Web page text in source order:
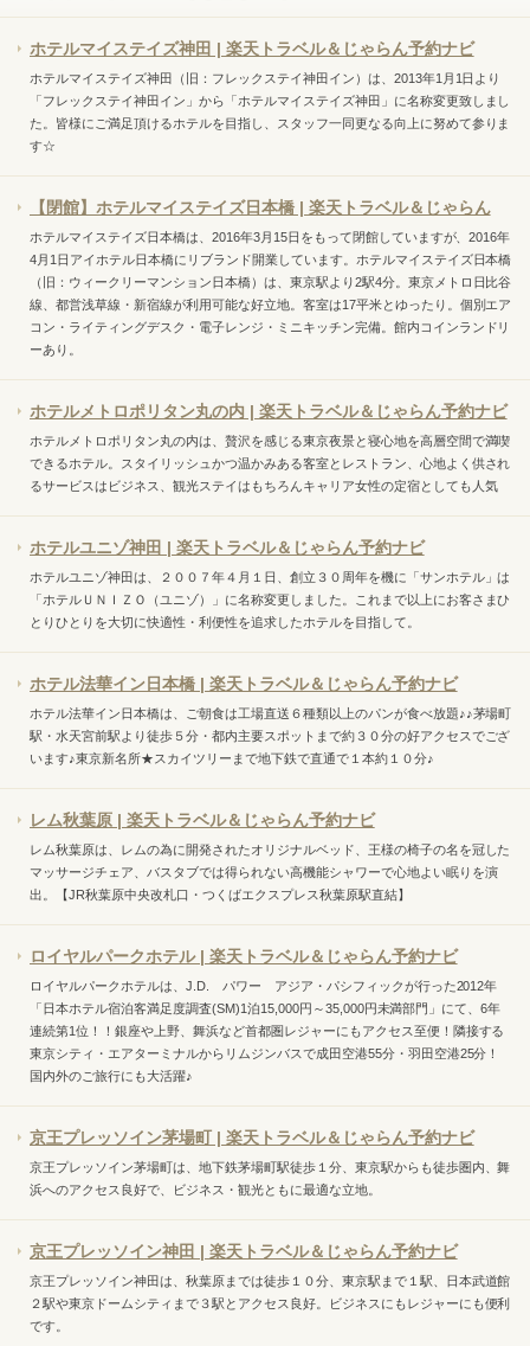
ホテルマイステイズ神田 | 楽天トラベル＆じゃらん予約ナビ
ホテルマイステイズ神田（旧：フレックステイ神田イン）は、2013年1月1日より
「フレックステイ神田イン」から「ホテルマイステイズ神田」に名称変更致しまし
た。皆様にご満足頂けるホテルを目指し、スタッフ一同更なる向上に努めて参りま
す☆
【閉館】ホテルマイステイズ日本橋 | 楽天トラベル＆じゃらん
ホテルマイステイズ日本橋は、2016年3月15日をもって閉館していますが、2016年
4月1日アイホテル日本橋にリブランド開業しています。ホテルマイステイズ日本橋
（旧：ウィークリーマンション日本橋）は、東京駅より2駅4分。東京メトロ日比谷
線、都営浅草線・新宿線が利用可能な好立地。客室は17平米とゆったり。個別エア
コン・ライティングデスク・電子レンジ・ミニキッチン完備。館内コインランドリ
ーあり。
ホテルメトロポリタン丸の内 | 楽天トラベル＆じゃらん予約ナビ
ホテルメトロポリタン丸の内は、贅沢を感じる東京夜景と寝心地を高層空間で満喫
できるホテル。スタイリッシュかつ温かみある客室とレストラン、心地よく供され
るサービスはビジネス、観光ステイはもちろんキャリア女性の定宿としても人気
ホテルユニゾ神田 | 楽天トラベル＆じゃらん予約ナビ
ホテルユニゾ神田は、２００７年４月１日、創立３０周年を機に「サンホテル」は
「ホテルＵＮＩＺＯ（ユニゾ）」に名称変更しました。これまで以上にお客さまひ
とりひとりを大切に快適性・利便性を追求したホテルを目指して。
ホテル法華イン日本橋 | 楽天トラベル＆じゃらん予約ナビ
ホテル法華イン日本橋は、ご朝食は工場直送６種類以上のパンが食べ放題♪♪茅場町
駅・水天宮前駅より徒歩５分・都内主要スポットまで約３０分の好アクセスでござ
います♪東京新名所★スカイツリーまで地下鉄で直通で１本約１０分♪
レム秋葉原 | 楽天トラベル＆じゃらん予約ナビ
レム秋葉原は、レムの為に開発されたオリジナルベッド、王様の椅子の名を冠した
マッサージチェア、バスタブでは得られない高機能シャワーで心地よい眠りを演
出。【JR秋葉原中央改札口・つくばエクスプレス秋葉原駅直結】
ロイヤルパークホテル | 楽天トラベル＆じゃらん予約ナビ
ロイヤルパークホテルは、J.D. パワー アジア・パシフィックが行った2012年
「日本ホテル宿泊客満足度調査(SM)1泊15,000円～35,000円未満部門」にて、6年
連続第1位！！銀座や上野、舞浜など首都圏レジャーにもアクセス至便！隣接する
東京シティ・エアターミナルからリムジンバスで成田空港55分・羽田空港25分！
国内外のご旅行にも大活躍♪
京王プレッソイン茅場町 | 楽天トラベル＆じゃらん予約ナビ
京王プレッソイン茅場町は、地下鉄茅場町駅徒歩１分、東京駅からも徒歩圏内、舞
浜へのアクセス良好で、ビジネス・観光ともに最適な立地。
京王プレッソイン神田 | 楽天トラベル＆じゃらん予約ナビ
京王プレッソイン神田は、秋葉原までは徒歩１０分、東京駅まで１駅、日本武道館
２駅や東京ドームシティまで３駅とアクセス良好。ビジネスにもレジャーにも便利
です。